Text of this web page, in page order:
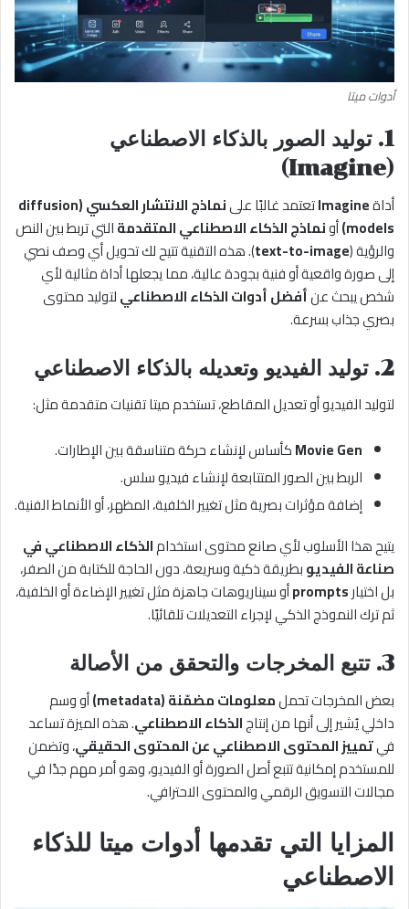
أدوات ميتا
1. توليد الصور بالذكاء الاصطناعي
(Imagine)
أداةImagineتعتمد غالبًا على
نماذج الانتشار العكسي (diffusion
models) أونماذج الذكاء الاصطناعي المتقدمةالتي تربط بين النص
والرؤية (text-to-image). هذه التقنية تتيح لك تحويل أي وصف نصي
إلى صورة واقعية أو فنية بجودة عالية، مما يجعلها أداة مثالية لأي
شخص يبحث عنأفضل أدوات الذكاء الاصطناعيلتوليد محتوى
بصري جذاب بسرعة.
2. توليد الفيديو وتعديله بالذكاء الاصطناعي
لتوليد الفيديو أو تعديل المقاطع، تستخدم ميتا تقنيات متقدمة مثل:
Movie Genكأساس لإنشاء حركة متناسقة بين الإطارات.
الربط بين الصور المتتابعة لإنشاء فيديو سلس.
إضافة مؤثرات بصرية مثل تغيير الخلفية، المظهر، أو الأنماط الفنية.
يتيح هذا الأسلوب لأي صانع محتوى استخدامالذكاء الاصطناعي في
صناعة الفيديوبطريقة ذكية وسريعة، دون الحاجة للكتابة من الصفر،
بل اختيارpromptsأو سيناريوهات جاهزة مثل تغيير الإضاءة أو الخلفية،
ثم ترك النموذج الذكي لإجراء التعديلات تلقائيًا.
3. تتبع المخرجات والتحقق من الأصالة
بعض المخرجات تحملمعلومات مضمّنة (metadata)
أو وسم
داخلي يُشير إلى أنها من إنتاجالذكاء الاصطناعي. هذه الميزة تساعد
فيتمييز المحتوى الاصطناعي عن المحتوى الحقيقي، وتضمن
للمستخدم إمكانية تتبع أصل الصورة أو الفيديو، وهو أمر مهم جدًا في
مجالات التسويق الرقمي والمحتوى الاحترافي.
المزايا التي تقدمها أدوات ميتا للذكاء
الاصطناعي